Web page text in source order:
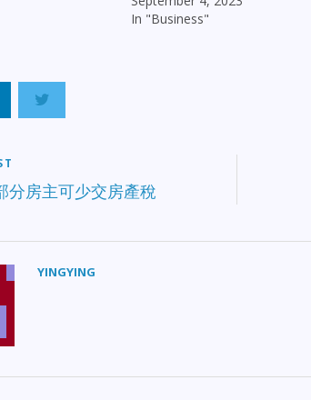
In "Business"
分房主可少交房產稅
YINGYING